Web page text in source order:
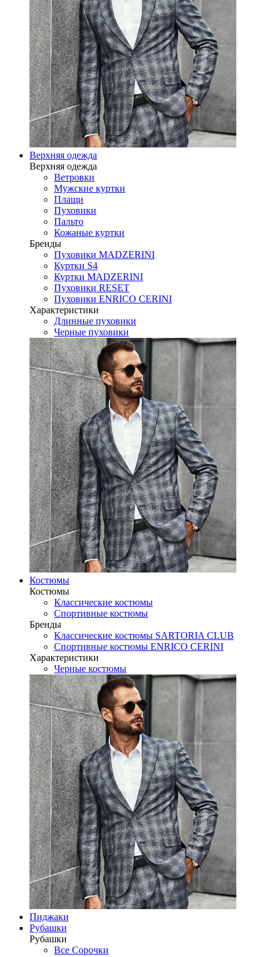
Верхняя одежда
Верхняя одежда
Ветровки
Мужские куртки
Плащи
Пуховики
Пальто
Кожаные куртки
Бренды
Пуховики MADZERINI
Куртки S4
Куртки MADZERINI
Пуховики RESET
Пуховики ENRICO CERINI
Характеристики
Длинные пуховики
Черные пуховики
Костюмы
Костюмы
Классические костюмы
Спортивные костюмы
Бренды
Классические костюмы SARTORIA CLUB
Спортивные костюмы ENRICO CERINI
Характеристики
Черные костюмы
Пиджаки
Рубашки
Рубашки
Все Сорочки